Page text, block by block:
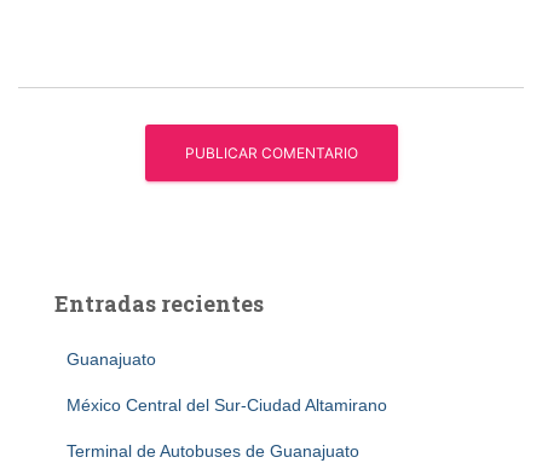
Entradas recientes
Guanajuato
México Central del Sur-Ciudad Altamirano
Terminal de Autobuses de Guanajuato